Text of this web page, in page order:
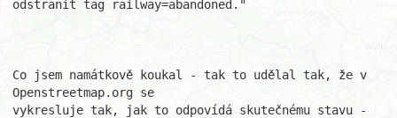
odstranit tag railway=abandoned."
Co jsem namátkově koukal - tak to udělal tak, že v
Openstreetmap.org se
vykresluje tak, jak to odpovídá skutečnému stavu -